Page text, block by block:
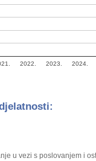
2022. 2023. 2024.
u vezi s poslovanjem i